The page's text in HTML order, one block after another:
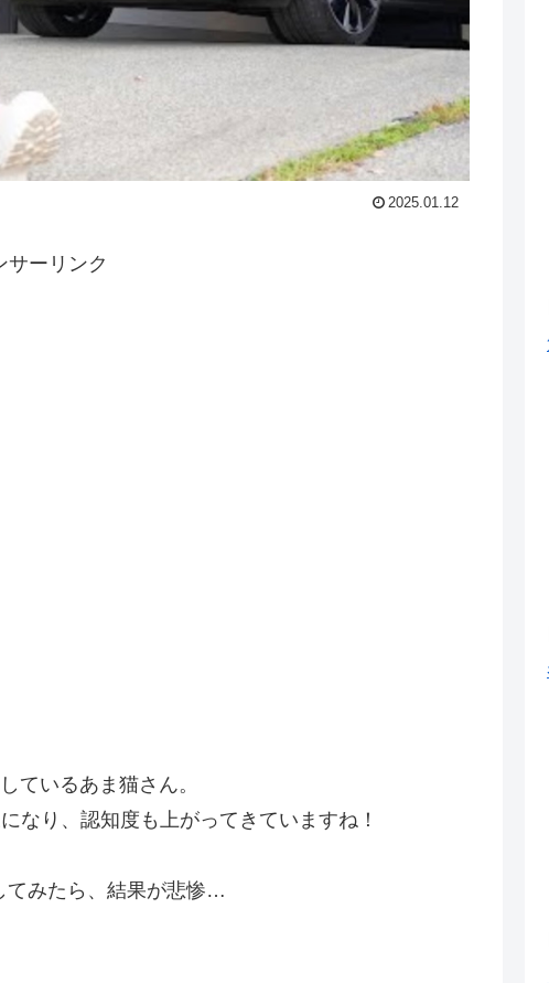
2025.01.12
サーリンク
ているあま猫さん。
なり、認知度も上がってきていますね！
てみたら、結果が悲惨…